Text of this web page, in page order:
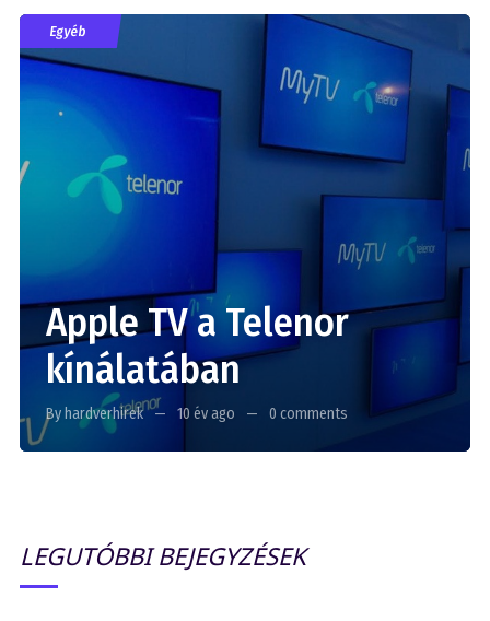
Egyéb
Apple TV a Telenor
kínálatában
By hardverhirek 10 év ago 0 comments
LEGUTÓBBI BEJEGYZÉSEK